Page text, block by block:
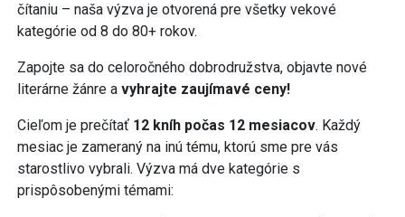
čítaniu – naša výzva je otvorená pre všetky vekové
kategórie od 8 do 80+ rokov.
Zapojte sa do celoročného dobrodružstva, objavte nové
literárne žánre a vyhrajte zaujímavé ceny!
Cieľom je prečítať 12 kníh počas 12 mesiacov. Každý
mesiac je zameraný na inú tému, ktorú sme pre vás
starostlivo vybrali. Výzva má dve kategórie s
prispôsobenými témami: